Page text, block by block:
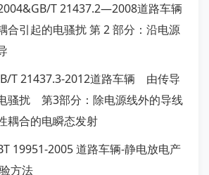
T 21437.2—2008道路车辆
引起的电骚扰 第 2 部分：沿电源
T 21437.3-2012道路车辆 由传导
骚扰 第3部分：除电源线外的导线
耦合的电瞬态发射
19951-2005 道路车辆-静电放电产
方法